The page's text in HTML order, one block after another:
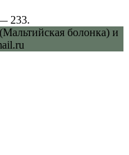
233.
болонка) и